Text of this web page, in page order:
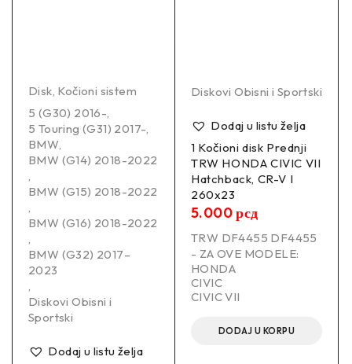
Mesto ugradnjeZadnji
Strana ugradnjeDesno / Levo
Spoljni prečnik 280.0 mm
Debljina
Broj montažnih rupa
Tip diskaIzbušeno
Disk Kočioni sistem
5 (G30) 2016-
5 Touring (G31) 2017-
BMW
BMW (G14) 2018-2022
BMW (G15) 2018-2022
BMW (G16) 2018-2022
BMW (G32) 2017–
2023
Diskovi Obisni i
Sportski
Dodaj u listu želja
Diskovi Obisni i Sportski
Dodaj u listu želja
1 Kočioni disk Prednji
TRW HONDA CIVIC VII
Hatchback, CR-V I
260x23
5.000рсд
TRW DF4455 DF4455
- ZA OVE MODELE:
HONDA
CIVIC
CIVIC VII
DODAJ U KORPU